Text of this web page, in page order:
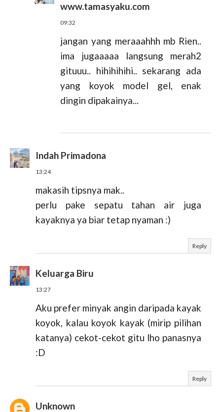
www.tamasyaku.com
09:32
jangan yang meraaahhh mb Rien..
ima jugaaaaa langsung merah2
gituuu.. hihihihihi.. sekarang ada
yang koyok model gel, enak
dingin dipakainya...
Indah Primadona
13:24
makasih tipsnya mak..
perlu pake sepatu tahan air juga
kayaknya ya biar tetap nyaman :)
Reply
Keluarga Biru
13:27
Aku prefer minyak angin daripada kayak
koyok, kalau koyok kayak (mirip pilihan
katanya) cekot-cekot gitu lho panasnya
:D
Reply
Unknown